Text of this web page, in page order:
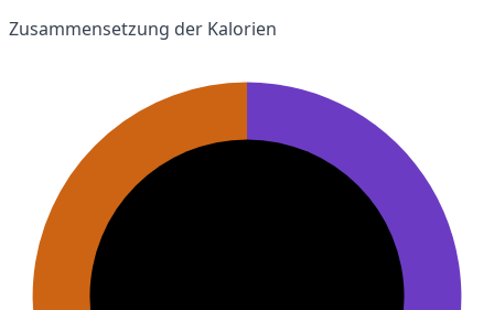
Zusammensetzung der Kalorien